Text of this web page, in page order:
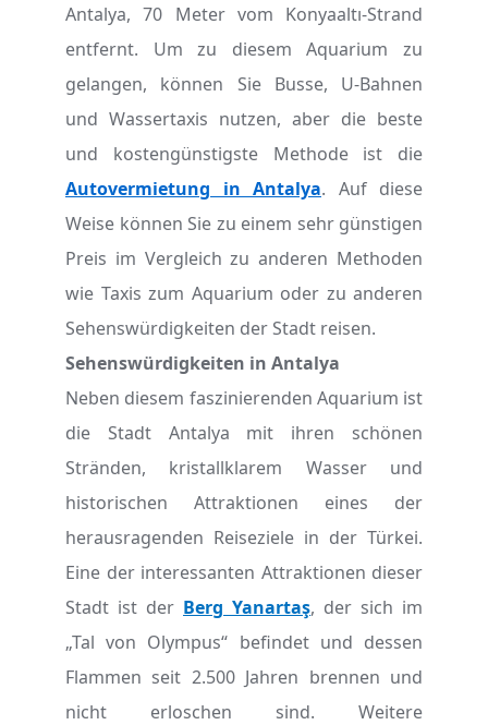
Antalya, 70 Meter vom Konyaaltı-Strand
entfernt. Um zu diesem Aquarium zu
gelangen, können Sie Busse, U-Bahnen
und Wassertaxis nutzen, aber die beste
und kostengünstigste Methode ist die
Autovermietung in Antalya. Auf diese
Weise können Sie zu einem sehr günstigen
Preis im Vergleich zu anderen Methoden
wie Taxis zum Aquarium oder zu anderen
Sehenswürdigkeiten der Stadt reisen.
Sehenswürdigkeiten in Antalya
Neben diesem faszinierenden Aquarium ist
die Stadt Antalya mit ihren schönen
Stränden, kristallklarem Wasser und
historischen Attraktionen eines der
herausragenden Reiseziele in der Türkei.
Eine der interessanten Attraktionen dieser
Stadt ist der Berg Yanartaş, der sich im
„Tal von Olympus“ befindet und dessen
Flammen seit 2.500 Jahren brennen und
nicht erloschen sind. Weitere